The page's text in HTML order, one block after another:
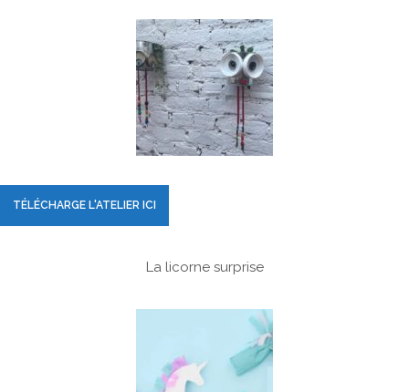
TÉLÉCHARGE L'ATELIER ICI
La licorne surprise